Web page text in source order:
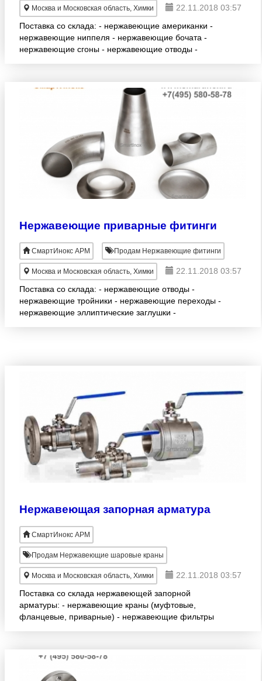
Москва и Московская область, Химки
22.11.2018 03:57
Поставка со склада: - нержавеющие американки -
нержавеющие ниппеля - нержавеющие бочата -
нержавеющие сгоны - нержавеющие отводы -
Нержавеющие приварные фитинги
СмартИнокс АРМ Продам Нержавеющие фитинги
Москва и Московская область, Химки
22.11.2018 03:57
Поставка со склада: - нержавеющие отводы -
нержавеющие тройники - нержавеющие переходы -
нержавеющие эллиптические заглушки -
Нержавеющая запорная арматура
СмартИнокс АРМ
Продам Нержавеющие шаровые краны
Москва и Московская область, Химки
22.11.2018 03:57
Поставка со склада нержавеющей запорной
арматуры: - нержавеющие краны (муфтовые,
фланцевые, приварные) - нержавеющие фильтры